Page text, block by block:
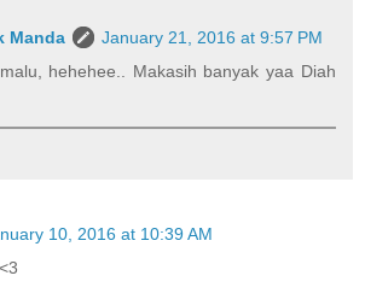
Manda
January 21, 2016 at 9:57 PM
hehehee.. Makasih banyak yaa Diah
10, 2016 at 10:39 AM